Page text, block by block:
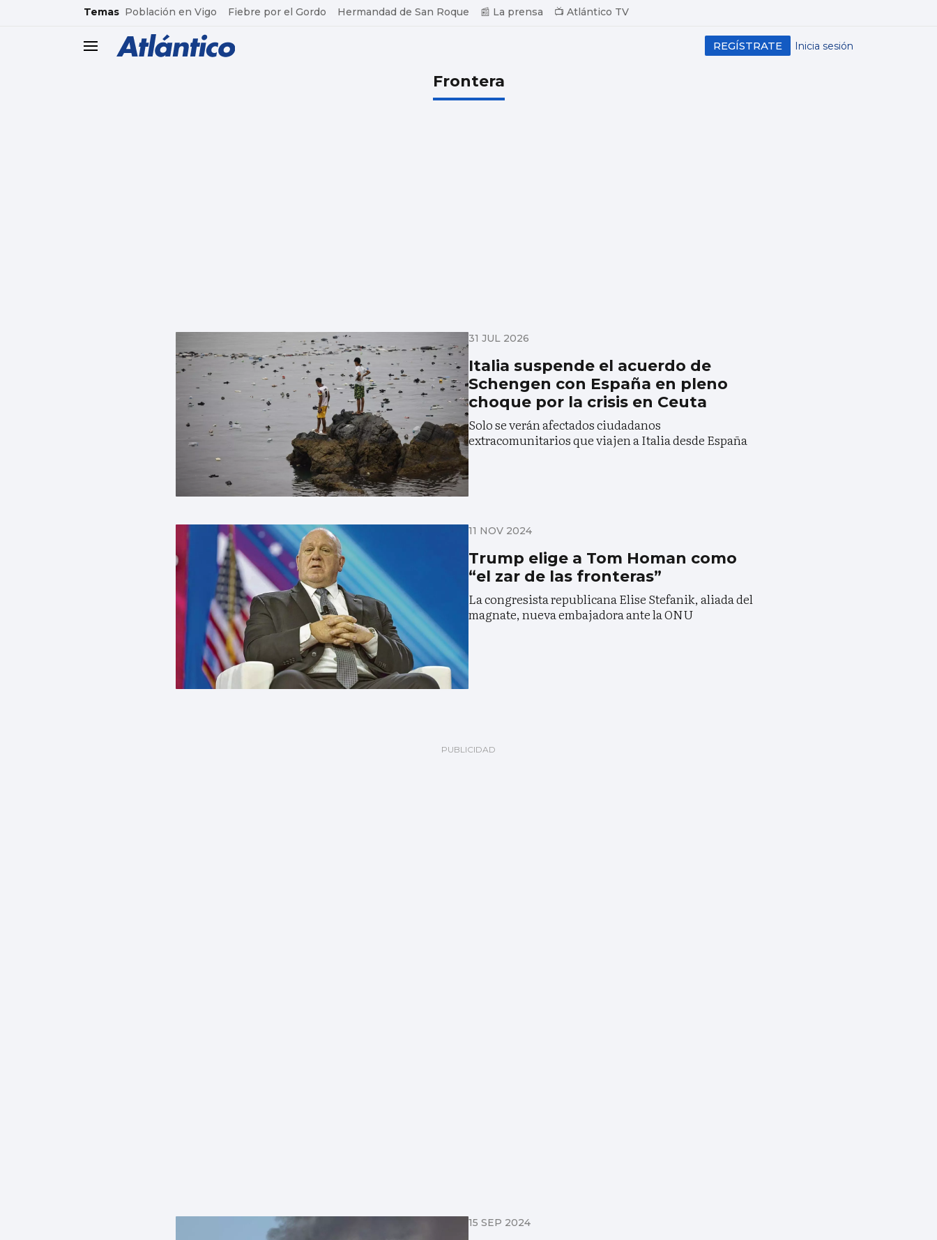
common.go-to-content
Temas Población en Vigo Fiebre por el Gordo Hermandad de San Roque 📰 La prensa 📺 Atlántico TV
header.menu.open Inicia sesión
REGÍSTRATE
Frontera
31 JUL 2026
Italia suspende el acuerdo de
Schengen con España en pleno
choque por la crisis en Ceuta
Solo se verán afectados ciudadanos
extracomunitarios que viajen a Italia desde España
11 NOV 2024
Trump elige a Tom Homan como
“el zar de las fronteras”
La congresista republicana Elise Stefanik, aliada del
magnate, nueva embajadora ante la ONU
15 SEP 2024